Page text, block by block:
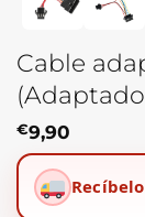
Cable
€9,90